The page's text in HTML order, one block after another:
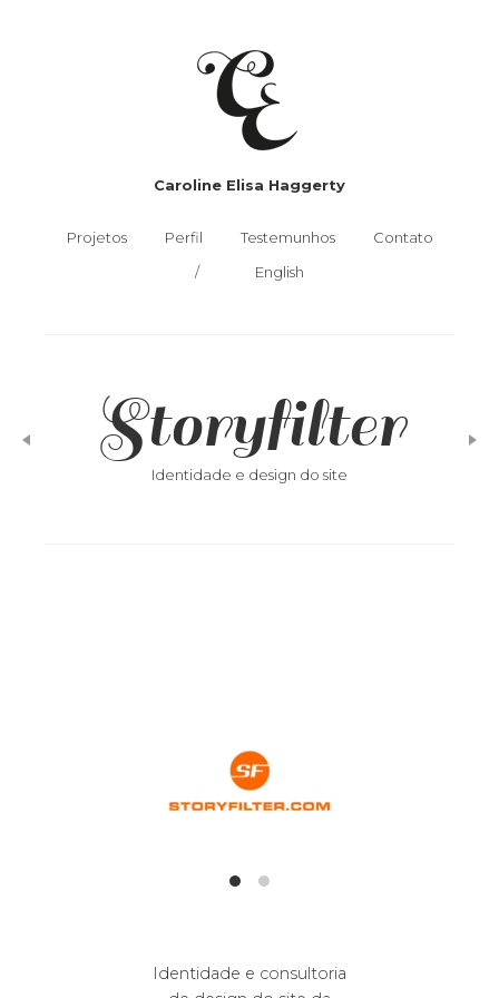
Caroline Elisa Haggerty
Projetos Perfil Testemunhos
Contato
English
Storyfilter
Identidade e design do site
Identidade e consultoria